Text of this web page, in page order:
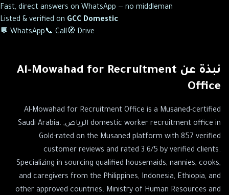
Fast, direct answers on WhatsApp — no middleman
Listed & verified on GCC Domestic
💬 WhatsApp📞 Call🧭 Drive
نبذة عن Al-Mowahad for Recruitment
Office
Al-Mowahad for Recruitment Office is a Musaned-certified
domestic worker recruitment office in الرياض, Saudi Arabia.
Gold-rated on the Musaned platform with 857 verified
customer reviews and rated 3.6/5 by verified clients.
Specializing in sourcing qualified housemaids, nannies, cooks,
and caregivers from the Philippines, Indonesia, Ethiopia, and
other approved countries. Ministry of Human Resources and